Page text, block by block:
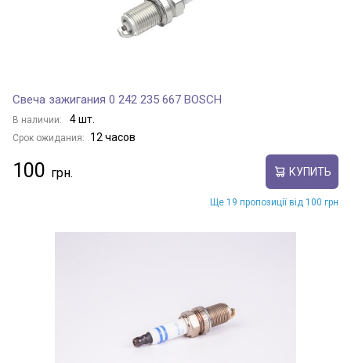
Свеча зажигания 0 242 235 667 BOSCH
В наличии: 4 шт.
Срок ожидания: 12 часов
100 КУПИТЬ
Ще 19 пропозиції від 100 грн